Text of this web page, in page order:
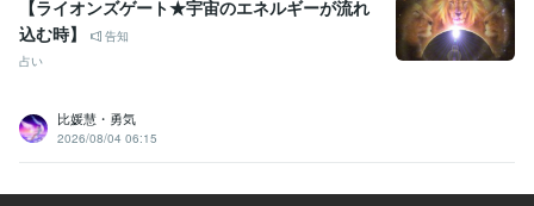
【ライオンズゲート★宇宙のエネルギーが流れ
込む時】
告知
占い
比媛慧・勇気
2026/08/04 06:15